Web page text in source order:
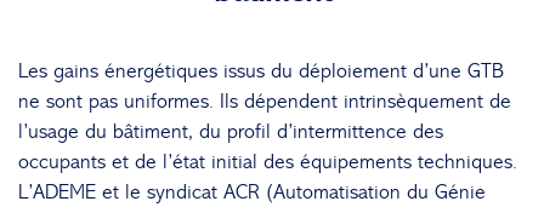
Les gains énergétiques issus du déploiement d’une GTB
ne sont pas uniformes. Ils dépendent intrinsèquement de
l’usage du bâtiment, du profil d’intermittence des
occupants et de l’état initial des équipements techniques.
L’ADEME et le syndicat ACR (Automatisation du Génie